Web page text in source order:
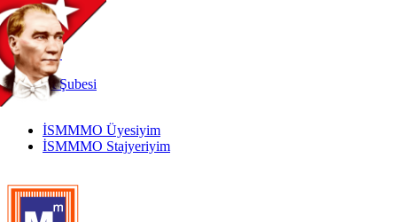
TR
|
EN
İnternetŞubesi
İSMMMO Üyesiyim
İSMMMO Stajyeriyim